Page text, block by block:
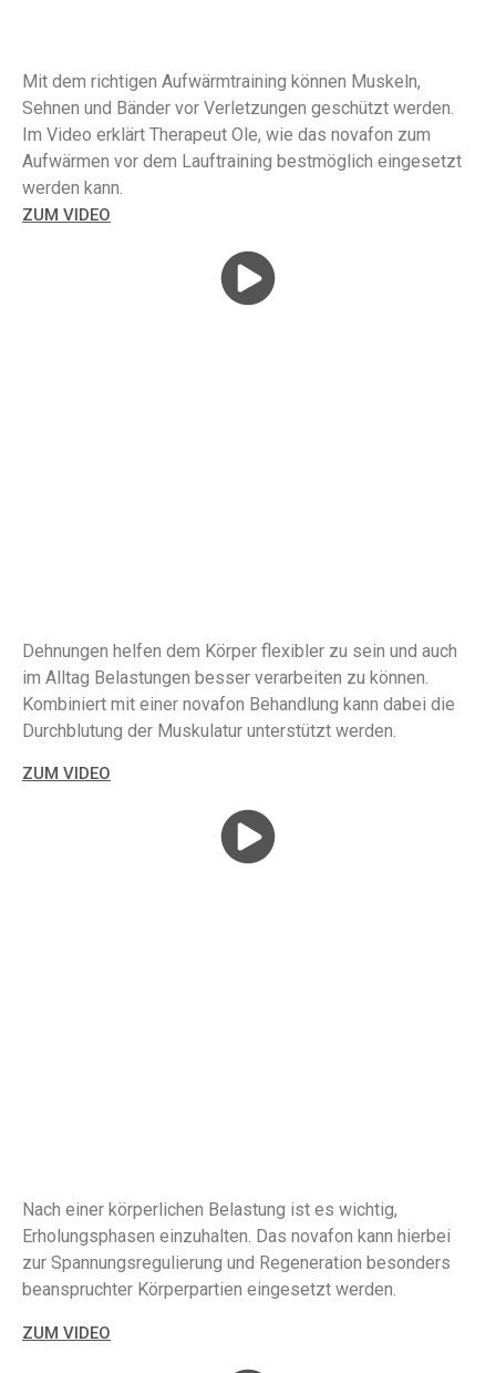
Mit dem richtigen Aufwärmtraining können Muskeln,
Sehnen und Bänder vor Verletzungen geschützt werden.
Im Video erklärt Therapeut Ole, wie das novafon zum
Aufwärmen vor dem Lauftraining bestmöglich eingesetzt
werden kann.
ZUM VIDEO
Dehnungen helfen dem Körper flexibler zu sein und auch
im Alltag Belastungen besser verarbeiten zu können.
Kombiniert mit einer novafon Behandlung kann dabei die
Durchblutung der Muskulatur unterstützt werden.
ZUM VIDEO
Nach einer körperlichen Belastung ist es wichtig,
Erholungsphasen einzuhalten. Das novafon kann hierbei
zur Spannungsregulierung und Regeneration besonders
beanspruchter Körperpartien eingesetzt werden.
ZUM VIDEO